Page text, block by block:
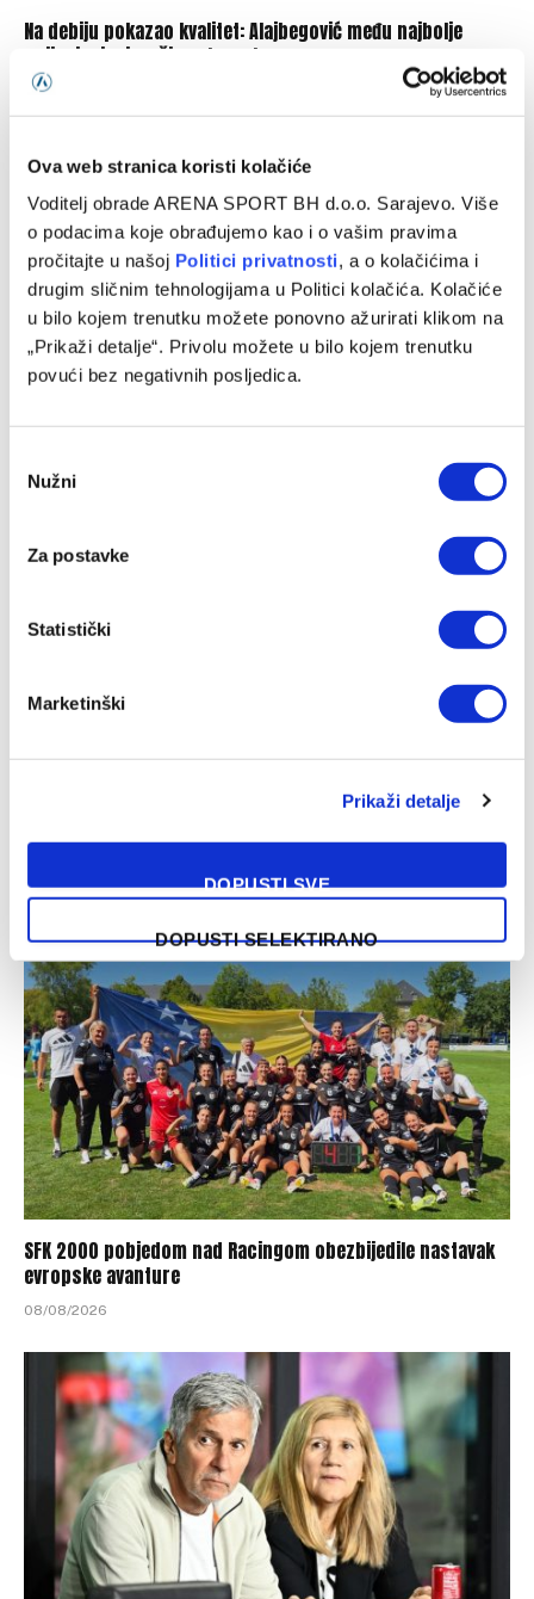
Ova web stranica koristi kolačiće
Voditelj obrade ARENA SPORT BH d.o.o. Sarajevo. Više
o podacima koje obrađujemo kao i o vašim pravima
pročitajte u našoj Politici privatnosti, a o kolačićima i
drugim sličnim tehnologijama u Politici kolačića. Kolačiće
u bilo kojem trenutku možete ponovno ažurirati klikom na
„Prikaži detalje“. Privolu možete u bilo kojem trenutku
povući bez negativnih posljedica.
Selection
Nužni
Za postavke
Statistički
Marketinški
Prikaži detalje
DOPUSTI SVE
DOPUSTI SELEKTIRANO
Na debiju pokazao kvalitet: Alajbegović među najbolje
ocijenjenim igračima Juventusa
08/08/2026
Torres pred odlaskom iz Barcelone, poznato gdje želi
08/08/2026
SFK 2000 pobjedom nad Racingom obezbijedile nastavak
evropske avanture
08/08/2026